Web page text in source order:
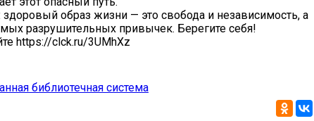
образ жизни — это свобода и независимость, а
разрушительных привычек. Берегите себя!
https://clck.ru/3UMhXz
библиотечная система